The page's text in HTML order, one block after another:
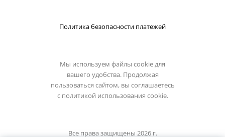
Политика безопасности платежей
Мы используем файлы cookie для
вашего удобства. Продолжая
пользоваться сайтом, вы соглашаетесь
с политикой использования cookie.
Все права защищены 2026 г.